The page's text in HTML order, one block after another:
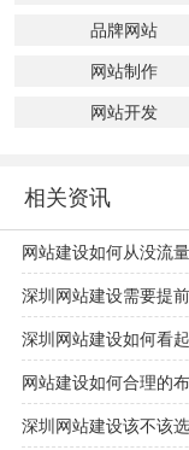
品牌网站
网站制作
网站开发
相关资讯
网站建设如何从没流
深圳网站建设需要提
深圳网站建设如何看
网站建设如何合理的
深圳网站建设该不该